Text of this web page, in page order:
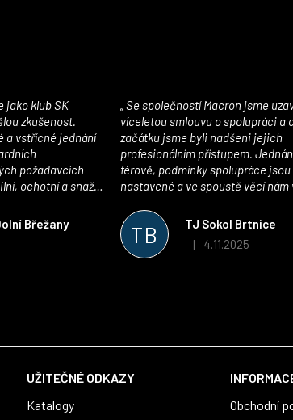
Břežany
je 5 z 5 hvězdiček.
zkušenost.
a vstřícné jednání
požadavcích
ochotní a snaží
TB
TJ Sokol Brtnice
Hodnocení
| 4.11.2025
víceletou smlouvu o spolupráci a
začátku jsme byli nadšeni jejich
profesionálním přístupem.
férově, podmínky spolupráce
nastavené a ve spoustě věcí nám
velmi kvalitní a příjemné na
oceňujeme také vytvoření
který je perfektně zpracovaný a
UŽITEČNÉ ODKAZY
Katalogy
Obchodní